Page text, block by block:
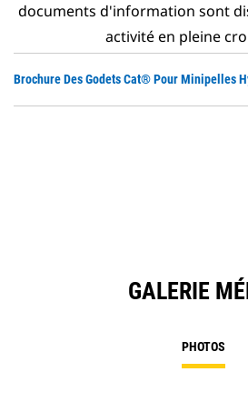
documents d'information sont
activité en pleine
Brochure Des Godets Cat® Pour Minipelles
GALERIE
PHOTOS